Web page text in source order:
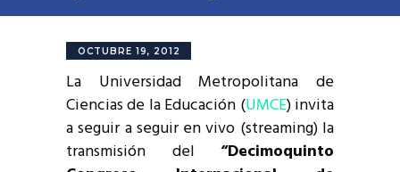
OCTUBRE 19, 2012
La Universidad Metropolitana de
Ciencias de la Educación (UMCE) invita
a seguir a seguir en vivo (streaming) la
transmisión del “Decimoquinto